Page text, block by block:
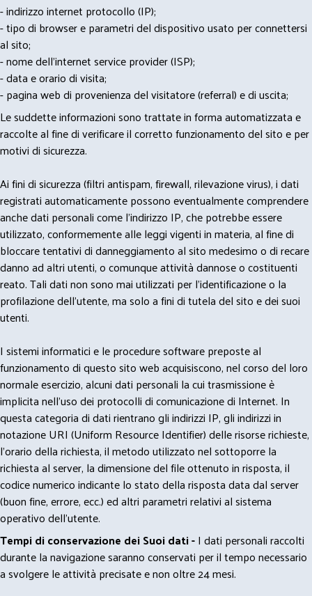
- indirizzo internet protocollo (IP);
- tipo di browser e parametri del dispositivo usato per connettersi
al sito;
- nome dell'internet service provider (ISP);
- data e orario di visita;
- pagina web di provenienza del visitatore (referral) e di uscita;
Le suddette informazioni sono trattate in forma automatizzata e
raccolte al fine di verificare il corretto funzionamento del sito e per
motivi di sicurezza.
Ai fini di sicurezza (filtri antispam, firewall, rilevazione virus), i dati
registrati automaticamente possono eventualmente comprendere
anche dati personali come l'indirizzo IP, che potrebbe essere
utilizzato, conformemente alle leggi vigenti in materia, al fine di
bloccare tentativi di danneggiamento al sito medesimo o di recare
danno ad altri utenti, o comunque attività dannose o costituenti
reato. Tali dati non sono mai utilizzati per l'identificazione o la
profilazione dell'utente, ma solo a fini di tutela del sito e dei suoi
utenti.
I sistemi informatici e le procedure software preposte al
funzionamento di questo sito web acquisiscono, nel corso del loro
normale esercizio, alcuni dati personali la cui trasmissione è
implicita nell'uso dei protocolli di comunicazione di Internet. In
questa categoria di dati rientrano gli indirizzi IP, gli indirizzi in
notazione URI (Uniform Resource Identifier) delle risorse richieste,
l'orario della richiesta, il metodo utilizzato nel sottoporre la
richiesta al server, la dimensione del file ottenuto in risposta, il
codice numerico indicante lo stato della risposta data dal server
(buon fine, errore, ecc.) ed altri parametri relativi al sistema
operativo dell'utente.
Tempi di conservazione dei Suoi dati -I dati personali raccolti
durante la navigazione saranno conservati per il tempo necessario
a svolgere le attività precisate e non oltre 24 mesi.